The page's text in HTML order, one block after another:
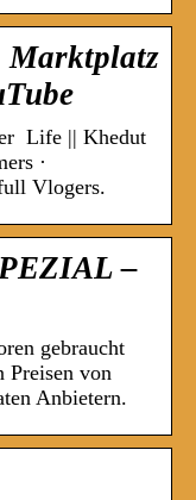
Life || Khedut
·
Vlogers.
–
gebraucht
Preisen von
Anbietern.